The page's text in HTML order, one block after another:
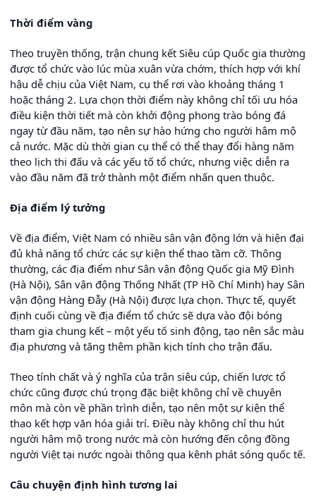
Thời điểm vàng
Theo truyền thống, trận chung kết Siêu cúp Quốc gia thường
được tổ chức vào lúc mùa xuân vừa chớm, thích hợp với khí
hậu dễ chịu của Việt Nam, cụ thể rơi vào khoảng tháng 1
hoặc tháng 2. Lựa chọn thời điểm này không chỉ tối ưu hóa
điều kiện thời tiết mà còn khởi động phong trào bóng đá
ngay từ đầu năm, tạo nên sự hào hứng cho người hâm mộ
cả nước. Mặc dù thời gian cụ thể có thể thay đổi hàng năm
theo lịch thi đấu và các yếu tố tổ chức, nhưng việc diễn ra
vào đầu năm đã trở thành một điểm nhấn quen thuộc.
Địa điểm lý tưởng
Về địa điểm, Việt Nam có nhiều sân vận động lớn và hiện đại
đủ khả năng tổ chức các sự kiện thể thao tầm cỡ. Thông
thường, các địa điểm như Sân vận động Quốc gia Mỹ Đình
(Hà Nội), Sân vận động Thống Nhất (TP Hồ Chí Minh) hay Sân
vận động Hàng Đẫy (Hà Nội) được lựa chọn. Thực tế, quyết
định cuối cùng về địa điểm tổ chức sẽ dựa vào đội bóng
tham gia chung kết – một yếu tố sinh động, tạo nên sắc màu
địa phương và tăng thêm phần kịch tính cho trận đấu.
Theo tính chất và ý nghĩa của trận siêu cúp, chiến lược tổ
chức cũng được chú trọng đặc biệt không chỉ về chuyên
môn mà còn về phần trình diễn, tạo nên một sự kiện thể
thao kết hợp văn hóa giải trí. Điều này không chỉ thu hút
người hâm mộ trong nước mà còn hướng đến cộng đồng
người Việt tại nước ngoài thông qua kênh phát sóng quốc tế.
Câu chuyện định hình tương lai